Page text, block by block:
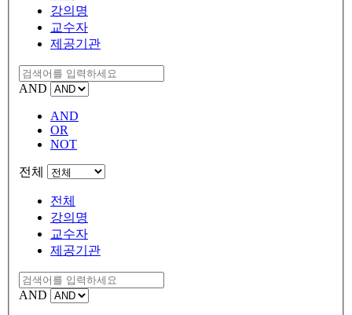
강의명
교수자
제공기관
AND
AND
OR
NOT
전체
전체
강의명
교수자
제공기관
AND